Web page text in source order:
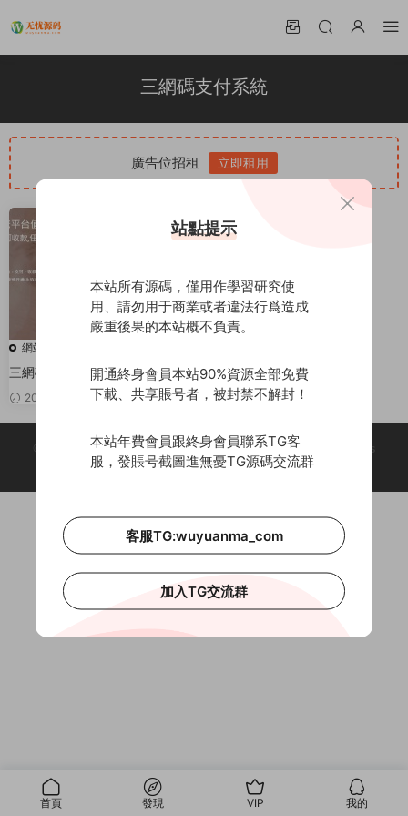
三網碼支付系統
廣告位招租 立即租用
網站源碼
三網碼支付系統源碼/三網免挂/有
PC軟件/有雲端源碼
2021-12-16 80
© 2018-2026 Theme by - 無憂源碼 & Wuyuanma.Com Theme. All rights
reserved
首頁 發現 VIP 我的
站點提示
本站所有源碼，僅用作學習研究使
用、請勿用于商業或者違法行爲造成
嚴重後果的本站概不負責。
開通終身會員本站90%資源全部免費
下載、共享賬号者，被封禁不解封！
本站年費會員跟終身會員聯系TG客
服，發賬号截圖進無憂TG源碼交流群
客服TG:wuyuanma_com
加入TG交流群